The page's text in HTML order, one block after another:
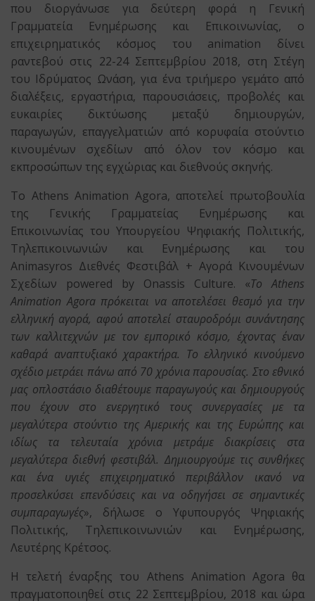
που διοργάνωσε για δεύτερη φορά η Γενική
Γραμματεία Ενημέρωσης και Επικοινωνίας, ο
επιχειρηματικός κόσμος του animation δίνει
ραντεβού στις 22-24 Σεπτεμβρίου 2018, στη Στέγη
του Ιδρύματος Ωνάση, για ένα τριήμερο γεμάτο από
διαλέξεις, εργαστήρια, παρουσιάσεις, προβολές και
ευκαιρίες δικτύωσης μεταξύ δημιουργών,
παραγωγών, επαγγελματιών από κορυφαία στούντιο
κινουμένων σχεδίων από όλον τον κόσμο και
εκπροσώπων της εγχώριας και διεθνούς σκηνής.
Το Athens Animation Agora, αποτελεί πρωτοβουλία
της Γενικής Γραμματείας Ενημέρωσης και
Επικοινωνίας του Υπουργείου Ψηφιακής Πολιτικής,
Τηλεπικοινωνιών και Ενημέρωσης και του
Animasyros Διεθνές Φεστιβάλ + Αγορά Κινουμένων
Σχεδίων powered by Onassis Culture. «Το Athens
Animation Agora πρόκειται να αποτελέσει θεσμό για την
ελληνική αγορά, αφού αποτελεί σταυροδρόμι συνάντησης
των καλλιτεχνών με τον εμπορικό κόσμο, έχοντας έναν
καθαρά αναπτυξιακό χαρακτήρα. Το ελληνικό κινούμενο
σχέδιο μετράει πάνω από 70 χρόνια παρουσίας. Στο εθνικό
μας οπλοστάσιο διαθέτουμε παραγωγούς και δημιουργούς
που έχουν στο ενεργητικό τους συνεργασίες με τα
μεγαλύτερα στούντιο της Αμερικής και της Ευρώπης και
ιδίως τα τελευταία χρόνια μετράμε διακρίσεις στα
μεγαλύτερα διεθνή φεστιβάλ. Δημιουργούμε τις συνθήκες
και ένα υγιές επιχειρηματικό περιβάλλον ικανό να
προσελκύσει επενδύσεις και να οδηγήσει σε σημαντικές
συμπαραγωγές», δήλωσε ο Υφυπουργός Ψηφιακής
Πολιτικής, Τηλεπικοινωνιών και Ενημέρωσης,
Λευτέρης Κρέτσος.
Η τελετή έναρξης του Athens Animation Agora θα
πραγματοποιηθεί στις 22 Σεπτεμβρίου, 2018 και ώρα